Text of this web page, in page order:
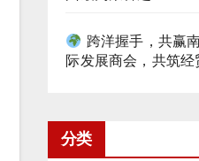
跨洋握手，共赢
际发展商会，共筑
分类